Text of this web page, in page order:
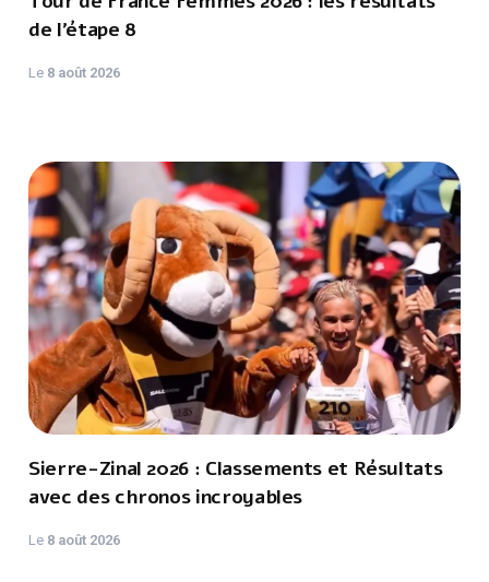
de l’étape 8
Le 8 août 2026
Sierre-Zinal 2026 : Classements et Résultats
avec des chronos incroyables
Le 8 août 2026